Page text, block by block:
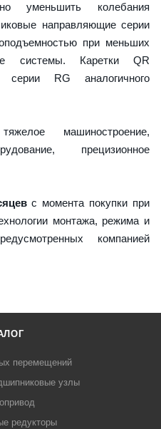
уменьшить колебания
направляющие серии
при меньших
системы. Каретки QR
RG аналогичного
машиностроение,
прецизионное
с момента покупки при
монтажа, режима и
компанией
перемещений
узлы
редукторы